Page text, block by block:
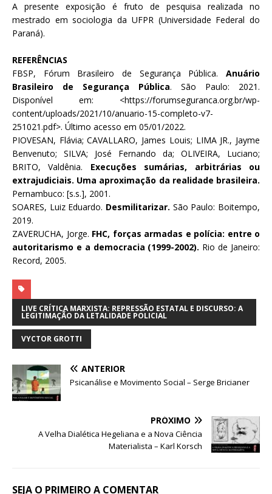
A presente exposição é fruto de pesquisa realizada no
mestrado em sociologia da UFPR (Universidade Federal do
Paraná).
REFERÊNCIAS
FBSP, Fórum Brasileiro de Segurança Pública. Anuário
Brasileiro de Segurança Pública. São Paulo: 2021.
Disponível em: <https://forumseguranca.org.br/wp-
content/uploads/2021/10/anuario-15-completo-v7-
251021.pdf>. Último acesso em 05/01/2022.
PIOVESAN, Flávia; CAVALLARO, James Louis; LIMA JR., Jayme
Benvenuto; SILVA; José Fernando da; OLIVEIRA, Luciano;
BRITO, Valdênia. Execuções sumárias, arbitrárias ou
extrajudiciais. Uma aproximação da realidade brasileira.
Pernambuco: [s.s.], 2001.
SOARES, Luiz Eduardo. Desmilitarizar. São Paulo: Boitempo,
2019.
ZAVERUCHA, Jorge. FHC, forças armadas e polícia: entre o
autoritarismo e a democracia (1999-2002). Rio de Janeiro:
Record, 2005.
LIVE CRÍTICA MARXISTA: REPRESSÃO ESTATAL E DISCURSO: A
LEGITIMAÇÃO DA LETALIDADE POLICIAL
VYCTOR GROTTI
ANTERIOR
Psicanálise e Movimento Social – Serge Bricianer
PRÓXIMO
A Velha Dialética Hegeliana e a Nova Ciência
Materialista – Karl Korsch
SEJA O PRIMEIRO A COMENTAR